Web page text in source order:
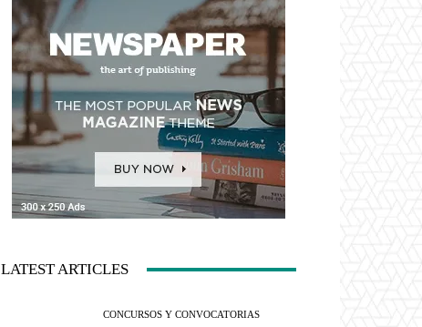
LATEST ARTICLES
CONCURSOS Y CONVOCATORIAS